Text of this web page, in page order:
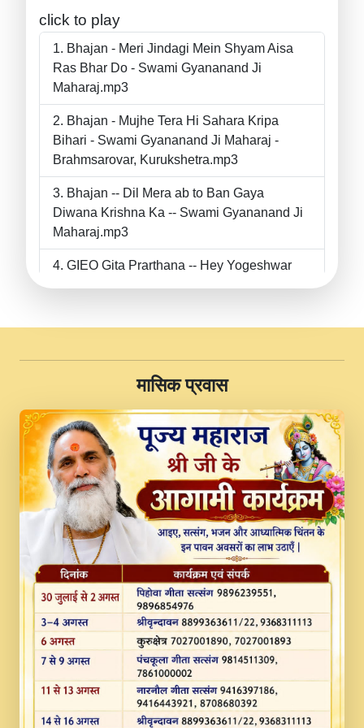
click to play
Bhajan - Meri Jindagi Mein Shyam Aisa
Ras Bhar Do - Swami Gyananand Ji
Maharaj.mp3
Bhajan - Mujhe Tera Hi Sahara Kripa
Bihari - Swami Gyananand Ji Maharaj -
Brahmsarovar, Kurukshetra.mp3
Bhajan -- Dil Mera ab to Ban Gaya
Diwana Krishna Ka -- Swami Gyananand Ji
Maharaj.mp3
GIEO Gita Prarthana -- Hey Yogeshwar
II Swami Gyananand Ji Maharaj.mp3
JINU SATGURU AAP BULAVE by Rasik
Pawan ji 20-11-19 Sankirtan At VEER JI
PRABHU KUTEER CHANNEL.mp3
Kina Sohna Tera Bhawan Sajaya Mata
Vaishno Devi Aarti Mata Rani Bhajan By
Lakhwinder Wadali Ji.mp3
MERE MANN VICH KANTH KALER
NEW PUNAJBI DEVOTIONAL SONG 2017
FULL VIDEO HD.mp3
Na To Roop Hai Bindu Ji Maharaj Pad - A
Divine Bhajan by Shri Indresh Ji
#BhaktiPath.mp3
Radha Rani Ki Kirpa Best Devotional
Song By Chitra Vichitra.mp3
​मासिक प्रवास